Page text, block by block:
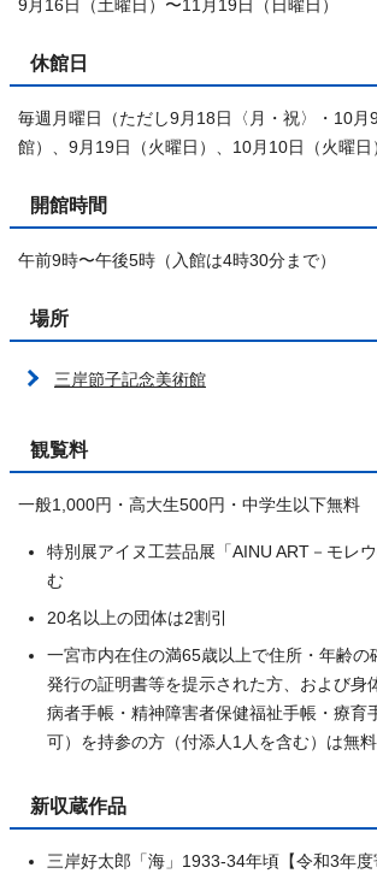
9月16日（土曜日）〜11月19日（日曜日）
休館日
毎週月曜日（ただし9月18日〈月・祝〉・10月
館）、9月19日（火曜日）、10月10日（火曜日
開館時間
午前9時〜午後5時（入館は4時30分まで）
場所
三岸節子記念美術館
観覧料
一般1,000円・高大生500円・中学生以下無料
特別展アイヌ工芸品展「AINU ART－モレ
む
20名以上の団体は2割引
一宮市内在住の満65歳以上で住所・年齢の
発行の証明書等を提示された方、および身
病者手帳・精神障害者保健福祉手帳・療育
可）を持参の方（付添人1人を含む）は無料
新収蔵作品
三岸好太郎「海」1933-34年頃【令和3年度